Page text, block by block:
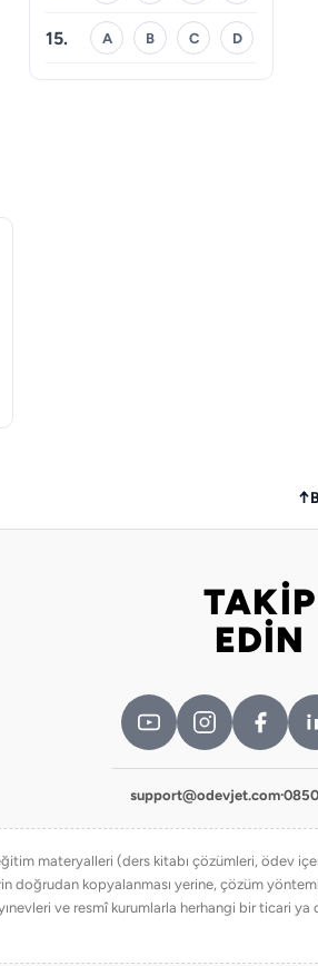
15. A B C D
↑
Bizi takip edin
TAKİP
EDİN
support@odevjet.com·
materyalleri (ders kitabı çözümleri, ödev
doğrudan kopyalanması yerine, çözüm
ve resmî kurumlarla herhangi bir ticari ya